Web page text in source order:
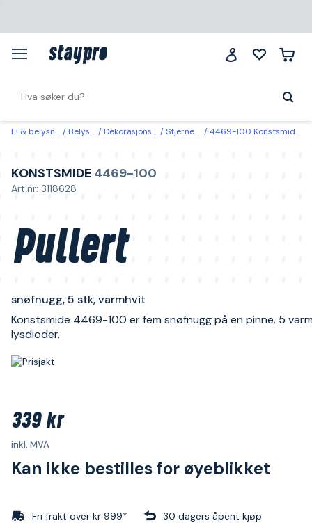
El & belysning Belysning Dekorasjonsbelysning Stjerner & kranser 4469-100 Konstsmide Pullert snøfnugg, 5 stk, varmhvit
KONSTSMIDE 4469-100
Art.nr: 3118628
Pullert
snøfnugg, 5 stk, varmhvit
Konstsmide 4469-100 er fem snøfnugg på en pinne. 5
lysdioder.
339 kr
inkl. MVA
Kan ikke bestilles for øyeblikket
Fri frakt over kr 999* 30 dagers åpent kjøp